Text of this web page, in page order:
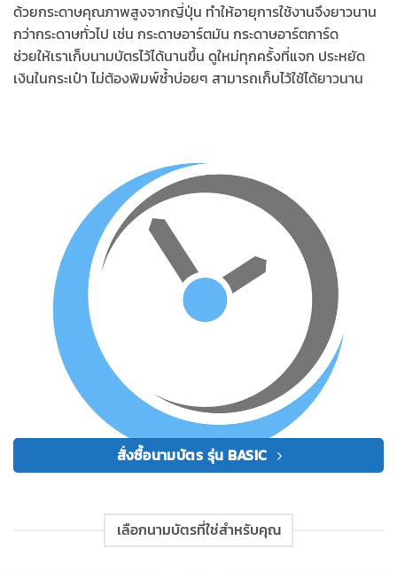
ด้วยกระดาษคุณภาพสูงจากญี่ปุ่น ทำให้อายุการใช้งานจึงยาวนาน
กว่ากระดาษทั่วไป เช่น กระดาษอาร์ตมัน กระดาษอาร์ตการ์ด
ช่วยให้เราเก็บนามบัตรไว้ได้นานขึ้น ดูใหม่ทุกครั้งที่แจก ประหยัด
เงินในกระเป๋า ไม่ต้องพิมพ์ซ้ำบ่อยๆ สามารถเก็บไว้ใช้ได้ยาวนาน
สั่งซื้อนามบัตร รุ่น BASIC
เลือกนามบัตรที่ใช่สำหรับคุณ